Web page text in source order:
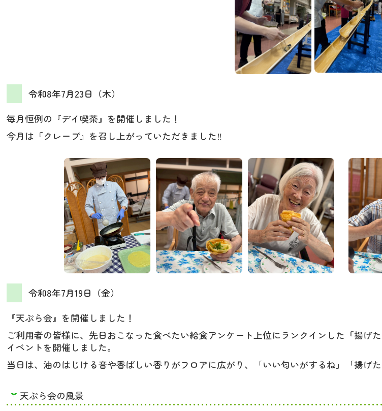
令和8年7月23日（木）
毎月恒例の『デイ喫茶』を開催しました！
今月は『クレープ』を召し上がっていただきました‼
令和8年7月19日（金）
『天ぷら会』を開催しました！
ご利用者の皆様に、先日おこなった食べたい給食アンケート上位にランクインした『揚げ
イベントを開催しました。
当日は、油のはじける音や香ばしい香りがフロアに広がり、「いい匂いがするね」「揚げ
天ぷら会の風景